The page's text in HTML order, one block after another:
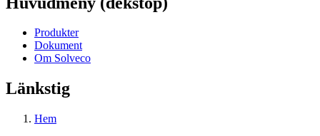
Produkter
Dokument
Om Solveco
Länkstig
Hem